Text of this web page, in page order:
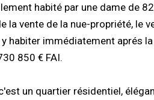
habité par une dame de
vente de la nue-propriété, le
habiter immédiatement aprés
850 € FAI.
un quartier résidentiel,